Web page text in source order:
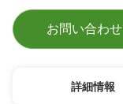
お問い合わせ
詳細情報